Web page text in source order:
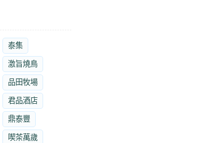
泰集
激旨燒鳥
品田牧場
君品酒店
鼎泰豐
喫茶萬歲